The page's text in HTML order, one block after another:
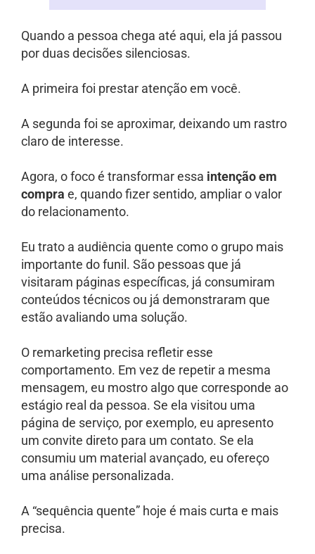
Quando a pessoa chega até aqui, ela já passou
por duas decisões silenciosas.
A primeira foi prestar atenção em você.
A segunda foi se aproximar, deixando um rastro
claro de interesse.
Agora, o foco é transformar essa intenção em
compra e, quando fizer sentido, ampliar o valor
do relacionamento.
Eu trato a audiência quente como o grupo mais
importante do funil. São pessoas que já
visitaram páginas específicas, já consumiram
conteúdos técnicos ou já demonstraram que
estão avaliando uma solução.
O remarketing precisa refletir esse
comportamento. Em vez de repetir a mesma
mensagem, eu mostro algo que corresponde ao
estágio real da pessoa. Se ela visitou uma
página de serviço, por exemplo, eu apresento
um convite direto para um contato. Se ela
consumiu um material avançado, eu ofereço
uma análise personalizada.
A “sequência quente” hoje é mais curta e mais
precisa.